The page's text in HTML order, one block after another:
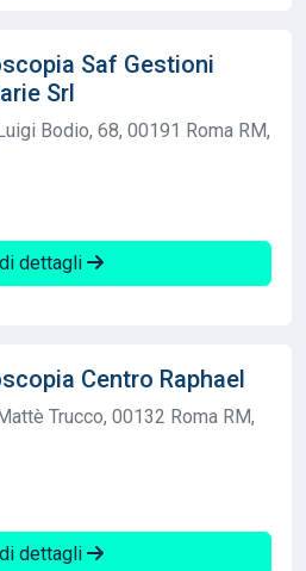
Saf Gestioni
Srl
Bodio, 68, 00191 Roma RM,
dettagli
Centro Raphael
Trucco, 00132 Roma RM,
dettagli